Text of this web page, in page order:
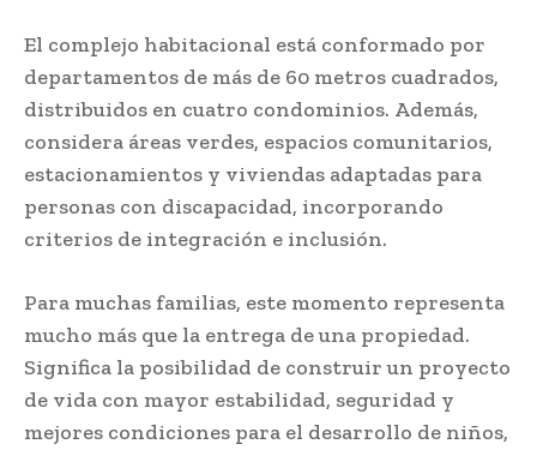
El complejo habitacional está conformado por
departamentos de más de 60 metros cuadrados,
distribuidos en cuatro condominios. Además,
considera áreas verdes, espacios comunitarios,
estacionamientos y viviendas adaptadas para
personas con discapacidad, incorporando
criterios de integración e inclusión.
Para muchas familias, este momento representa
mucho más que la entrega de una propiedad.
Significa la posibilidad de construir un proyecto
de vida con mayor estabilidad, seguridad y
mejores condiciones para el desarrollo de niños,